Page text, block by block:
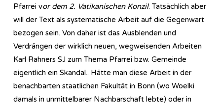
Pfarrei vor dem 2. Vatikanischen Konzil. Tatsächlich aber
will der Text als systematische Arbeit auf die Gegenwart
bezogen sein. Von daher ist das Ausblenden und
Verdrängen der wirklich neuen, wegweisenden Arbeiten
Karl Rahners SJ zum Thema Pfarrei bzw. Gemeinde
eigentlich ein Skandal.. Hätte man diese Arbeit in der
benachbarten staatlichen Fakultät in Bonn (wo Woelki
damals in unmittelbarer Nachbarschaft lebte) oder in